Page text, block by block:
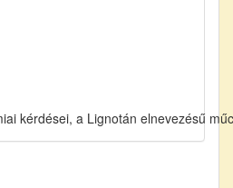
kérdései, a Lignotán elnevezésű